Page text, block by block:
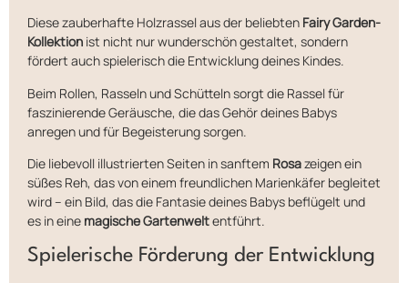
Diese zauberhafte Holzrassel aus der beliebten Fairy Garden-
Kollektion ist nicht nur wunderschön gestaltet, sondern
fördert auch spielerisch die Entwicklung deines Kindes.
Beim Rollen, Rasseln und Schütteln sorgt die Rassel für
faszinierende Geräusche, die das Gehör deines Babys
anregen und für Begeisterung sorgen.
Die liebevoll illustrierten Seiten in sanftem Rosazeigen ein
süßes Reh, das von einem freundlichen Marienkäfer begleitet
wird – ein Bild, das die Fantasie deines Babys beflügelt und
es in eine magische Gartenweltentführt.
Spielerische Förderung der Entwicklung